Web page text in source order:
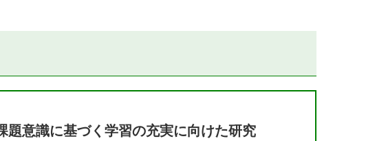
題意識に基づく学習の充実に向けた研究